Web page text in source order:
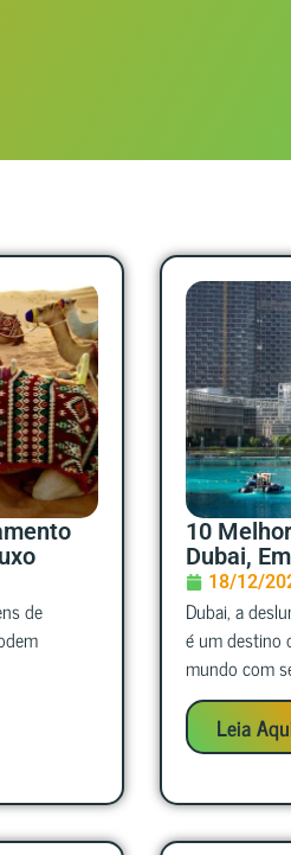
de
10
Dubai,
18/12/
Dubai, a
é um destino
mundo com
Leia